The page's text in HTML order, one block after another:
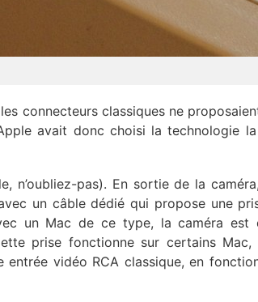
connecteurs classiques ne
avait donc choisi la technologie
n’oubliez-pas). En sortie de la
un câble dédié qui propose une
un Mac de ce type, la caméra est
prise fonctionne sur certains Mac,
entrée vidéo RCA classique, en